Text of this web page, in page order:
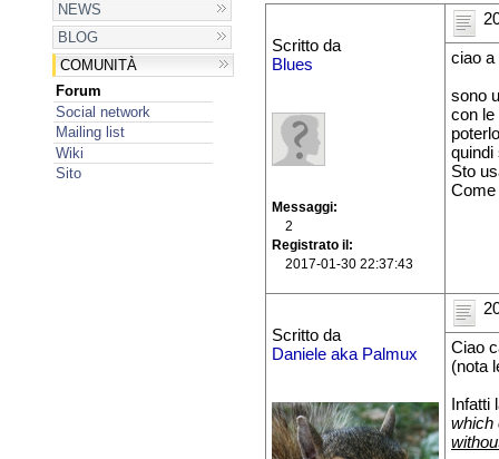
NEWS
BLOG
COMUNITÀ
Forum
Social network
Mailing list
Wiki
Sito
Scritto da
Blues
Messaggi
2
Registrato il
2017-01-30 22:37:43
ciao a
sono
con le
quindi
Sto
Come
Scritto da
Daniele aka Palmux
Ciao
(nota
Infatti
which